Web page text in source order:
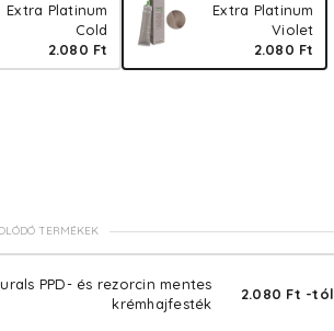
Extra Platinum
Cold
2.080 Ft
Extra Platinum
Violet
2.080 Ft
TERMÉKEK
PPD- és rezorcin mentes
krémhajfesték
2.080 Ft -tól